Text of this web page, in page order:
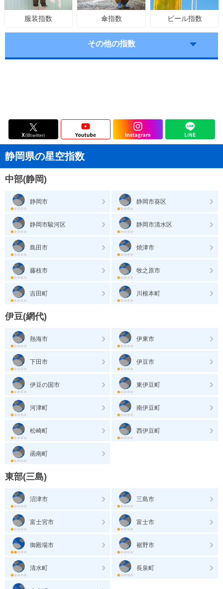
服装指数 傘指数 ビール指数
その他の指数
静岡県の星空指数
中部(静岡)
静岡市 静岡市葵区
静岡市駿河区 静岡市清水区
島田市 焼津市
藤枝市 牧之原市
吉田町 川根本町
伊豆(網代)
熱海市 伊東市
下田市 伊豆市
伊豆の国市 東伊豆町
河津町 南伊豆町
松崎町 西伊豆町
函南町
東部(三島)
沼津市 三島市
富士宮市 富士市
御殿場市 裾野市
清水町 長泉町